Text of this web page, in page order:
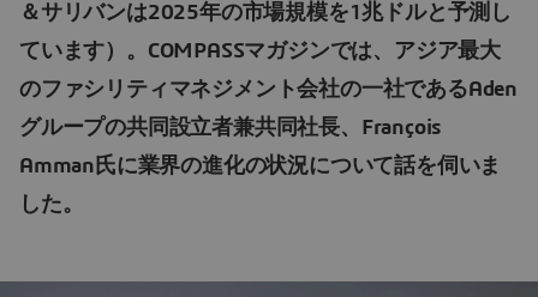
＆サリバンは2025年の市場規模を1兆ドルと予測し
ています）。COMPASSマガジンでは、アジア最大
のファシリティマネジメント会社の一社であるAden
グループの共同設立者兼共同社長、François
Amman氏に業界の進化の状況について話を伺いま
した。